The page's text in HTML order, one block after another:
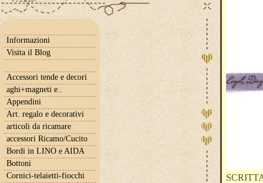
Informazioni
Visita il Blog
Accessori tende e decori
aghi+magneti e..
Appendini
Art. regalo e decorativi
articoli da ricamare
accessori Ricamo/Cucito
Bordi in LINO e AIDA
Bottoni
Cornici-telaietti-fiocchi